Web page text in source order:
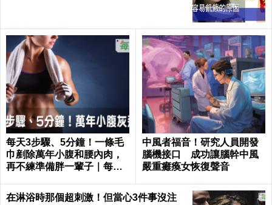
每天3步驟、5分鐘！一條毛
巾剷除萬年小腹和腰內肉，
再不練準備胖一輩子｜每日
中風者福音！研究人員開發
腦機接口 成功讓腦幹中風
嚴重癱瘓女恢復聲音
在淋浴時那個超刺激！但當心3件事沒注